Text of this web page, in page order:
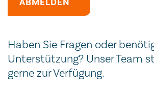
Secondary phone
URL
Session ID
Secondary phone
Website
Haben Sie Fragen oder
Unterstützung? Unser Team
gerne zur Verfügung.